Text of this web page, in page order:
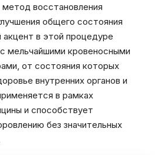
восстановления
общего состояния
акцент в этой процедуре
мельчайшими кровеносными
от состояния которых
внутренних органов и
в рамках
и способствует
без значительных